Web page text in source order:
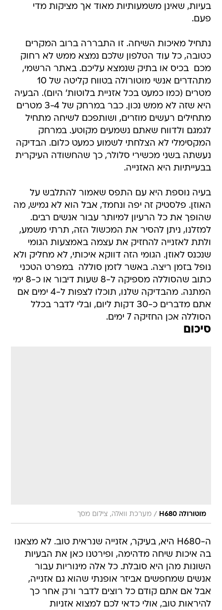
בעיות, שאינן משמעותיות מאוד אך מציקות מדי
פעם.
נתחיל מאיכות השיחה. זו התבררה ברוב המקרים
כטובה, כל עוד הטלפון שלכם נמצא ממש לא רחוק
מכם  בכיס או בתיק שנמצא עליכם. באתר הרשמי,
מתהדרים אנשי מוטורולה בטווח קליטה של 10
מטרים (כמו כמעט בכל אזניית בלוטות' היום). הבעיה
היא שזה לא ממש נכון. כבר במרחק של 3-4 מטרים
מתחילים רעשים מוזרים, ושותפכם לשיחה מתחיל
לגמגם ולדווח שאתם נשמעים מקוטע. במרחק
המקסימלי לא הצלחתי לשמוע כמעט כלום. הבדיקה
נעשתה בשני מכשירי סלולר, כך שהחשודה העיקרית
בבעייתיות היא האזנייה.
בעיה נוספת היא עם התפס שאמור להתלבש על
האוזן. פלסטיק זה יפה ונחמד, אבל הוא לא גמיש, מה
שהופך את כל הרעיון למיותר עבור אנשים רבים.
למזלנו, ניתן להסיר את המכשול הזה, תרתי משמע,
ולתת לאזנייה להחזיק את עצמה באמצעות הגומי
שנכנס לאוזן. הגומי הזה דווקא איכותי, לא מחליק ולא
נופל בזמן ריצה. באשר לזמן סוללה  במפרט הטכני
כתוב שהסוללה מספיקה ל-8 שעות דיבור או כ-8 ימי
המתנה. מהבדיקה שלנו, תוכלו לצפות ל-4 ימים אם
אתם מדברים כ-30 דקות ליום, ובלי לדבר בכלל
הסוללה אכן החזיקה 7 ימים.
סיכום
מוטורולה H680 / מערכת וואלה, צילום מסך
ה-H680 היא, בעיקר, אזנייה שנראית טוב. לא מצאנו
בה איכות שיחה מדהימה, ופירטנו כאן את הבעיות
השונות מהן היא סובלת. כל אלה מינוריות עבור
אנשים שמחפשים אביזר אופנתי שהוא גם אזנייה,
אבל אם אתם קודם כל רוצים לדבר ורק אחר כך
להיראות טוב, אולי כדאי לכם למצוא אזניות